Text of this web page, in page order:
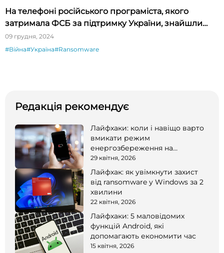
На телефоні російського програміста, якого
затримала ФСБ за підтримку України, знайшли
нову шпигунську програму для Android
09 грудня, 2024
#Війна#Україна#Ransomware
Редакція рекомендує
Лайфхаки: коли і навіщо варто
вмикати режим
енергозбереження на
смартфоні
29 квітня, 2026
Лайфхак: як увімкнути захист
від ransomware у Windows за 2
хвилини
22 квітня, 2026
Лайфхаки: 5 маловідомих
функцій Android, які
допомагають економити час
15 квітня, 2026